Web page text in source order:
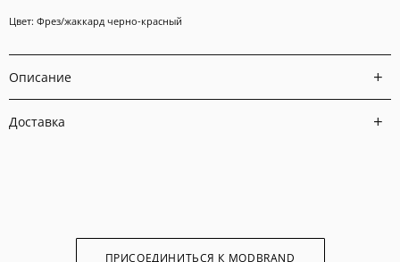
Цвет: Фрез/жаккард черно-красный
Описание
Доставка
ПРИСОЕДИНИТЬСЯ К MODBRAND